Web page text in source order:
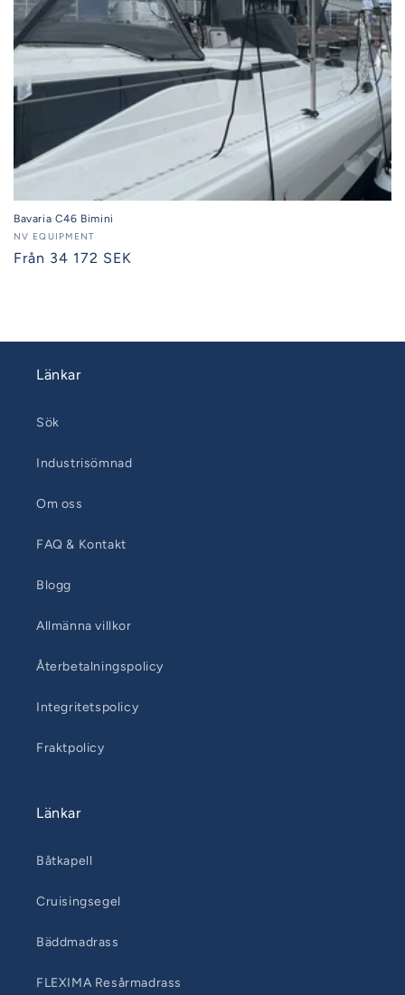
Bavaria C46 Bimini
Säljare:
NV EQUIPMENT
Ordinarie
Från 34 172 SEK
Länkar
Sök
Industrisömnad
Om oss
FAQ & Kontakt
Blogg
Allmänna villkor
Återbetalningspolicy
Integritetspolicy
Fraktpolicy
Länkar
Båtkapell
Cruisingsegel
Bäddmadrass
FLEXIMA Resårmadrass